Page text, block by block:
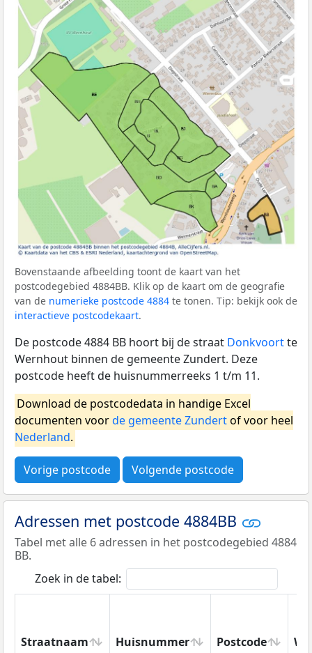
Bovenstaande afbeelding toont de kaart van het
postcodegebied 4884BB. Klik op de kaart om de geografie
van de numerieke postcode 4884 te tonen. Tip: bekijk ook de
interactieve postcodekaart.
De postcode 4884 BB hoort bij de straat Donkvoortte
Wernhout binnen de gemeente Zundert. Deze
postcode heeft de huisnummerreeks 1 t/m 11.
Download de postcodedata in handige Excel
documenten voorde gemeente Zundertof voor heel
Nederland.
Vorige postcode Volgende postcode
Adressen met postcode 4884BB
Tabel met alle 6 adressen in het postcodegebied 4884
BB.
Zoek in de tabel:
Straatnaam Huisnummer Postcode